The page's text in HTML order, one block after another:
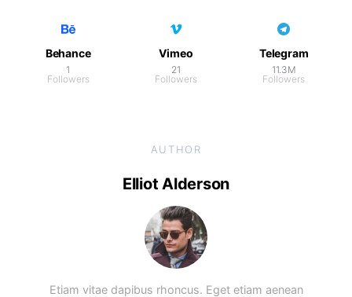
Behance
1
Followers
Vimeo
21
Followers
Telegram
11.3M
Followers
AUTHOR
Elliot Alderson
Etiam vitae dapibus rhoncus. Eget etiam aenean